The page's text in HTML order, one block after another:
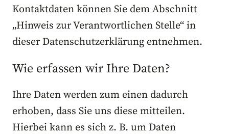
Kontaktdaten können Sie dem Abschnitt
„Hinweis zur Verantwortlichen Stelle“ in
dieser Datenschutzerklärung entnehmen.
Wie erfassen wir Ihre Daten?
Ihre Daten werden zum einen dadurch
erhoben, dass Sie uns diese mitteilen.
Hierbei kann es sich z. B. um Daten